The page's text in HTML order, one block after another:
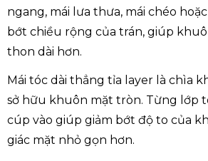
ngang, mái lưa thưa, mái chéo
bớt chiều rộng của trán, giúp
thon dài hơn.
Mái tóc dài thẳng tỉa layer là chìa
sở hữu khuôn mặt tròn. Từng lớp
cúp vào giúp giảm bớt độ to của
giác mặt nhỏ gọn hơn.